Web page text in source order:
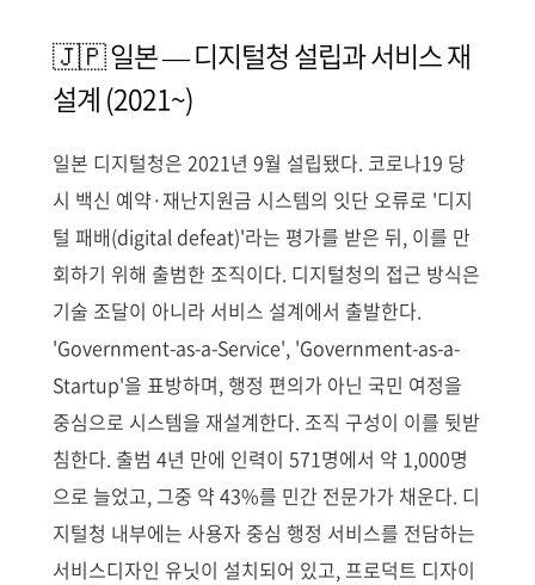
🇯🇵 일본 — 디지털청 설립과 서비스 재
설계 (2021~)
일본 디지털청은 2021년 9월 설립됐다. 코로나19 당
시 백신 예약·재난지원금 시스템의 잇단 오류로 '디지
털 패배(digital defeat)'라는 평가를 받은 뒤, 이를 만
회하기 위해 출범한 조직이다. 디지털청의 접근 방식은
기술 조달이 아니라 서비스 설계에서 출발한다.
'Government-as-a-Service', 'Government-as-a-
Startup'을 표방하며, 행정 편의가 아닌 국민 여정을
중심으로 시스템을 재설계한다. 조직 구성이 이를 뒷받
침한다. 출범 4년 만에 인력이 571명에서 약 1,000명
으로 늘었고, 그중 약 43%를 민간 전문가가 채운다. 디
지털청 내부에는 사용자 중심 행정 서비스를 전담하는
서비스디자인 유닛이 설치되어 있고, 프로덕트 디자이